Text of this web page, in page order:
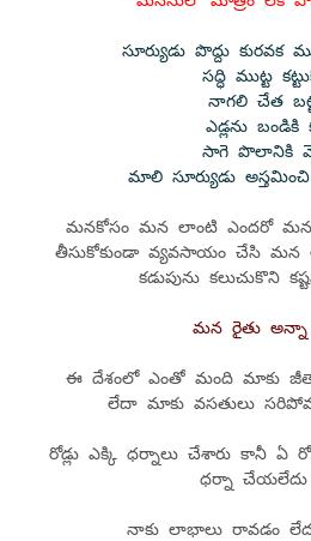
సూర్యుడు పొద్దు కురవక
సద్ధి ముట్ట
నాగలి చేత
ఎడ్లను బండికి
సాగె పొలానికి
మాలి సూర్యుడు
మనకోసం మన లాంటి ఎందరో
తీసుకోకుండా వ్యవసాయం చేసి మన
కడుపును కలుచుకొని
మన రైతు
ఈ దేశంలో ఎంతో మంది మాకు
లేదా మాకు వసతులు
రోడ్లు ఎక్కి ధర్నాలు చేశారు కానీ ఏ
ధర్నా
నాకు లాభాలు రావడం